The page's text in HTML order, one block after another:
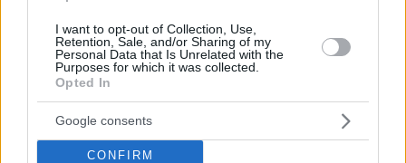
I want to opt-out of Collection, Use,
Retention, Sale, and/or Sharing of my
Personal Data that Is Unrelated with the
Purposes for which it was collected.
Opted In
Google consents
CONFIRM
Χόρχε Μέσι: Ο εργάτης από το Ροσάριο που πήρε τον
13χρονο Λιονέλ από το χέρι και άλλαξε την ιστορία του
ποδοσφαίρου με μια υπογραφή σε... χαρτοπετσέτα
Συνελήφθη ανήλικος μαθητής στη Φλόριντα: Σχεδίαζε
ληστεία με φίλο του, βρέθηκαν αυτοσχέδια όπλα και
εκρηκτικοί μηχανισμοί στο δωμάτιό του